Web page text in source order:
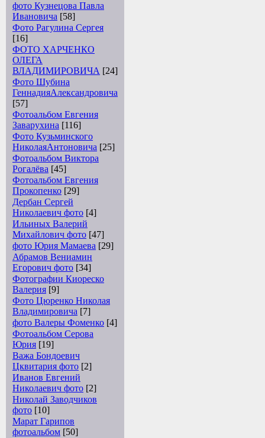
фото Кузнецова Павла
Ивановича [58]
Фото Рагулина Сергея
[16]
ФОТО ХАРЧЕНКО
ОЛЕГА
ВЛАДИМИРОВИЧА [24]
Фото Шубина
ГеннадияАлександровича
[57]
Фотоальбом Евгения
Заварухина [116]
Фото Кузьминского
НиколаяАнтоновича [25]
Фотоальбом Виктора
Рогалёва [45]
Фотоальбом Евгения
Прокопенко [29]
Дербан Сергей
Николаевич фото [4]
Ильиных Валерий
Михайлович фото [47]
фото Юрия Мамаева [29]
Абрамов Вениамин
Егорович фото [34]
Фотографии Киореско
Валерия [9]
Фото Цюренко Николая
Владимировича [7]
фото Валеры Фоменко [4]
Фотоальбом Серова
Юрия [19]
Важа Бондоевич
Цквитария фото [2]
Иванов Евгений
Николаевич фото [2]
Николай Заводчиков
фото [10]
Марат Гарипов
фотоальбом [50]